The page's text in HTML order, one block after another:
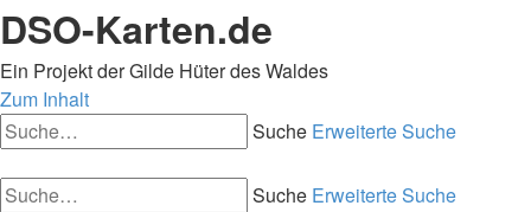
DSO-Karten.de
Ein Projekt der Gilde Hüter des Waldes
Zum Inhalt
Suche Erweiterte Suche
Suche Erweiterte Suche